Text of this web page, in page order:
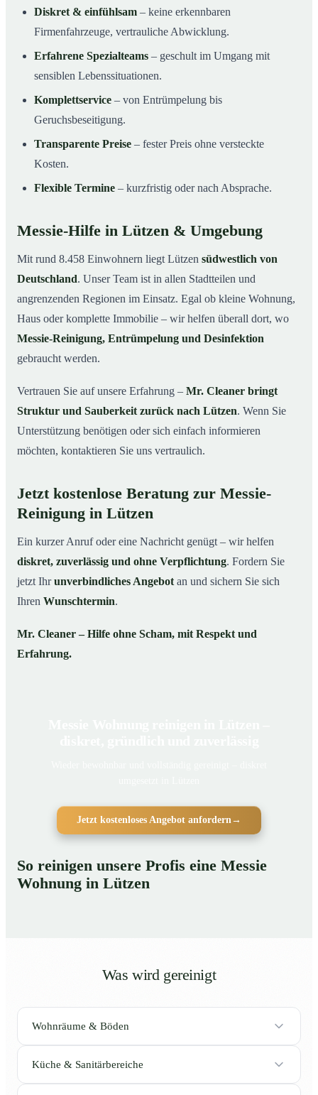
Diskret & einfühlsam – keine erkennbaren
Firmenfahrzeuge, vertrauliche Abwicklung.
Erfahrene Spezialteams – geschult im Umgang mit
sensiblen Lebenssituationen.
Komplettservice – von Entrümpelung bis
Geruchsbeseitigung.
Transparente Preise – fester Preis ohne versteckte
Kosten.
Flexible Termine – kurzfristig oder nach Absprache.
Messie-Hilfe in Lützen & Umgebung
Mit rund 8.458 Einwohnern liegt Lützen südwestlich von
Deutschland. Unser Team ist in allen Stadtteilen und
angrenzenden Regionen im Einsatz. Egal ob kleine Wohnung,
Haus oder komplette Immobilie – wir helfen überall dort, wo
Messie-Reinigung, Entrümpelung und Desinfektion
gebraucht werden.
Vertrauen Sie auf unsere Erfahrung – Mr. Cleaner bringt
Struktur und Sauberkeit zurück nach Lützen. Wenn Sie
Unterstützung benötigen oder sich einfach informieren
möchten, kontaktieren Sie uns vertraulich.
Jetzt kostenlose Beratung zur Messie-
Reinigung in Lützen
Ein kurzer Anruf oder eine Nachricht genügt – wir helfen
diskret, zuverlässig und ohne Verpflichtung. Fordern Sie
jetzt Ihrunverbindliches Angebot an und sichern Sie sich
Ihren Wunschtermin.
Mr. Cleaner – Hilfe ohne Scham, mit Respekt und
Erfahrung.
Jetzt kostenloses Angebot anfordern→
So reinigen unsere Profis eine Messie
Wohnung in Lützen
Was wird gereinigt
Wohnräume & Böden
Küche & Sanitärbereiche